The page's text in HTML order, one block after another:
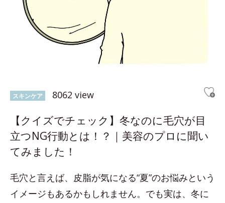
スキンケア 8062 view
【クイズでチェック】冬なのに毛穴が目
立つNG行動とは！？｜美容のプロに聞い
てみました！
毛穴と言えば、皮脂が気になる“夏”のお悩みという
イメージもあるかもしれません。でも実は、冬に